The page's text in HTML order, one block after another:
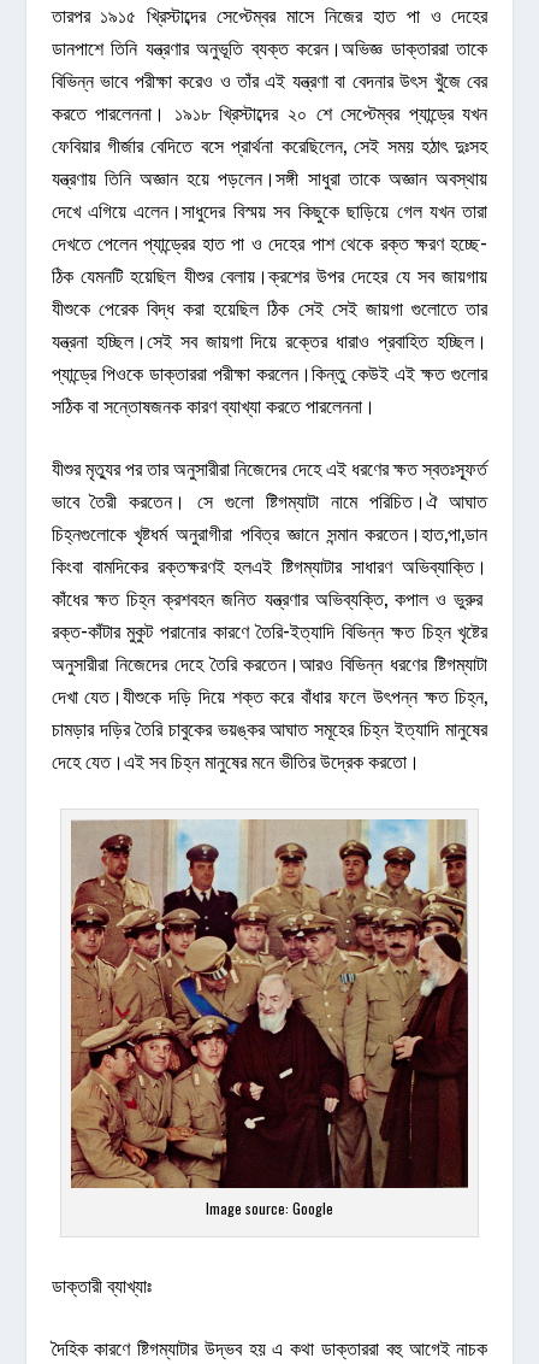
তারপর ১৯১৫ খ্রিস্টাব্দের সেপ্টেম্বর মাসে নিজের হাত পা ও দেহের
ডানপাশে তিনি যন্ত্রণার অনুভূতি ব্যক্ত করেন।অভিজ্ঞ ডাক্তাররা তাকে
বিভিন্ন ভাবে পরীক্ষা করেও ও তাঁর এই যন্ত্রণা বা বেদনার উৎস খুঁজে বের
করতে পারলেননা। ১৯১৮ খ্রিস্টাব্দের ২০ শে সেপ্টেম্বর প্যান্ড্রে যখন
ফেবিয়ার গীর্জার বেদিতে বসে প্রার্থনা করেছিলেন, সেই সময় হঠাৎ দুঃসহ
যন্ত্রণায় তিনি অজ্ঞান হয়ে পড়লেন।সঙ্গী সাধুরা তাকে অজ্ঞান অবস্থায়
দেখে এগিয়ে এলেন।সাধুদের বিস্ময় সব কিছুকে ছাড়িয়ে গেল যখন তারা
দেখতে পেলেন প্যান্ড্রের হাত পা ও দেহের পাশ থেকে রক্ত ক্ষরণ হচ্ছে-
ঠিক যেমনটি হয়েছিল যীশুর বেলায়।ক্রশের উপর দেহের যে সব জায়গায়
যীশুকে পেরেক বিদ্ধ করা হয়েছিল ঠিক সেই সেই জায়গা গুলোতে তার
যন্ত্রনা হচ্ছিল।সেই সব জায়গা দিয়ে রক্তের ধারাও প্রবাহিত হচ্ছিল।
প্যান্ড্রে পিওকে ডাক্তাররা পরীক্ষা করলেন।কিন্তু কেউই এই ক্ষত গুলোর
সঠিক বা সন্তোষজনক কারণ ব্যাখ্যা করতে পারলেননা।
যীশুর মৃত্যুর পর তার অনুসারীরা নিজেদের দেহে এই ধরণের ক্ষত স্বতঃস্ফূর্ত
ভাবে তৈরী করতেন। সে গুলো ষ্টিগম্যাটা নামে পরিচিত।ঐ আঘাত
চিহ্নগুলোকে খৃষ্টধর্ম অনুরাগীরা পবিত্র জ্ঞানে সন্মান করতেন।হাত,পা,ডান
কিংবা বামদিকের রক্তক্ষরণই হলএই ষ্টিগম্যাটার সাধারণ অভিব্যাক্তি।
কাঁধের ক্ষত চিহ্ন ক্রশবহন জনিত যন্ত্রণার অভিব্যক্তি, কপাল ও ভুরুর
রক্ত-কাঁটার মুকুট পরানোর কারণে তৈরি-ইত্যাদি বিভিন্ন ক্ষত চিহ্ন খৃষ্টের
অনুসারীরা নিজেদের দেহে তৈরি করতেন।আরও বিভিন্ন ধরণের ষ্টিগম্যাটা
দেখা যেত।যীশুকে দড়ি দিয়ে শক্ত করে বাঁধার ফলে উৎপন্ন ক্ষত চিহ্ন,
চামড়ার দড়ির তৈরি চাবুকের ভয়ঙ্কর আঘাত সমূহের চিহ্ন ইত্যাদি মানুষের
দেহে যেত।এই সব চিহ্ন মানুষের মনে ভীতির উদ্রেক করতো।
Image source: Google
ডাক্তারী ব্যাখ্যাঃ
দৈহিক কারণে ষ্টিগম্যাটার উদ্ভব হয় এ কথা ডাক্তাররা বহু আগেই নাচক